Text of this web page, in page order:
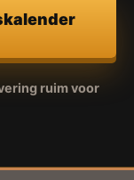
ruim voor